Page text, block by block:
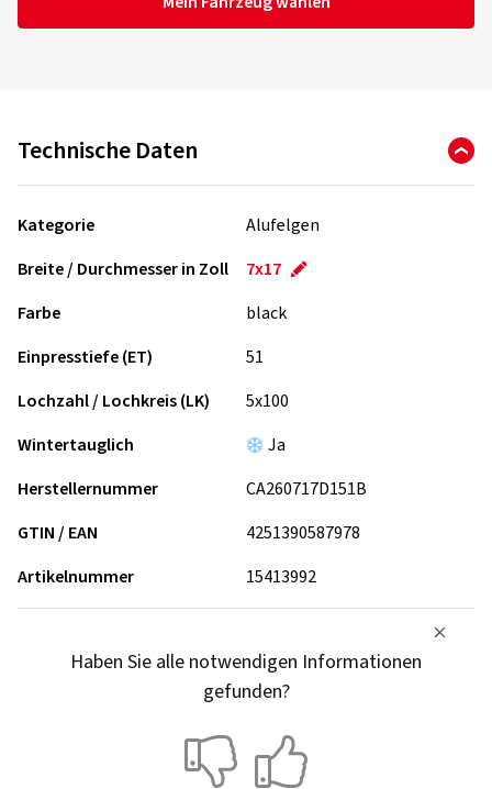
Technische Daten
Kategorie
Alufelgen
Breite / Durchmesser in Zoll
7x17
Farbe
black
Einpresstiefe (ET)
51
Lochzahl / Lochkreis (LK)
5x100
Wintertauglich
Ja
Herstellernummer
CA260717D151B
GTIN / EAN
4251390587978
Artikelnummer
15413992
Haben Sie alle notwendigen Informationen
gefunden?